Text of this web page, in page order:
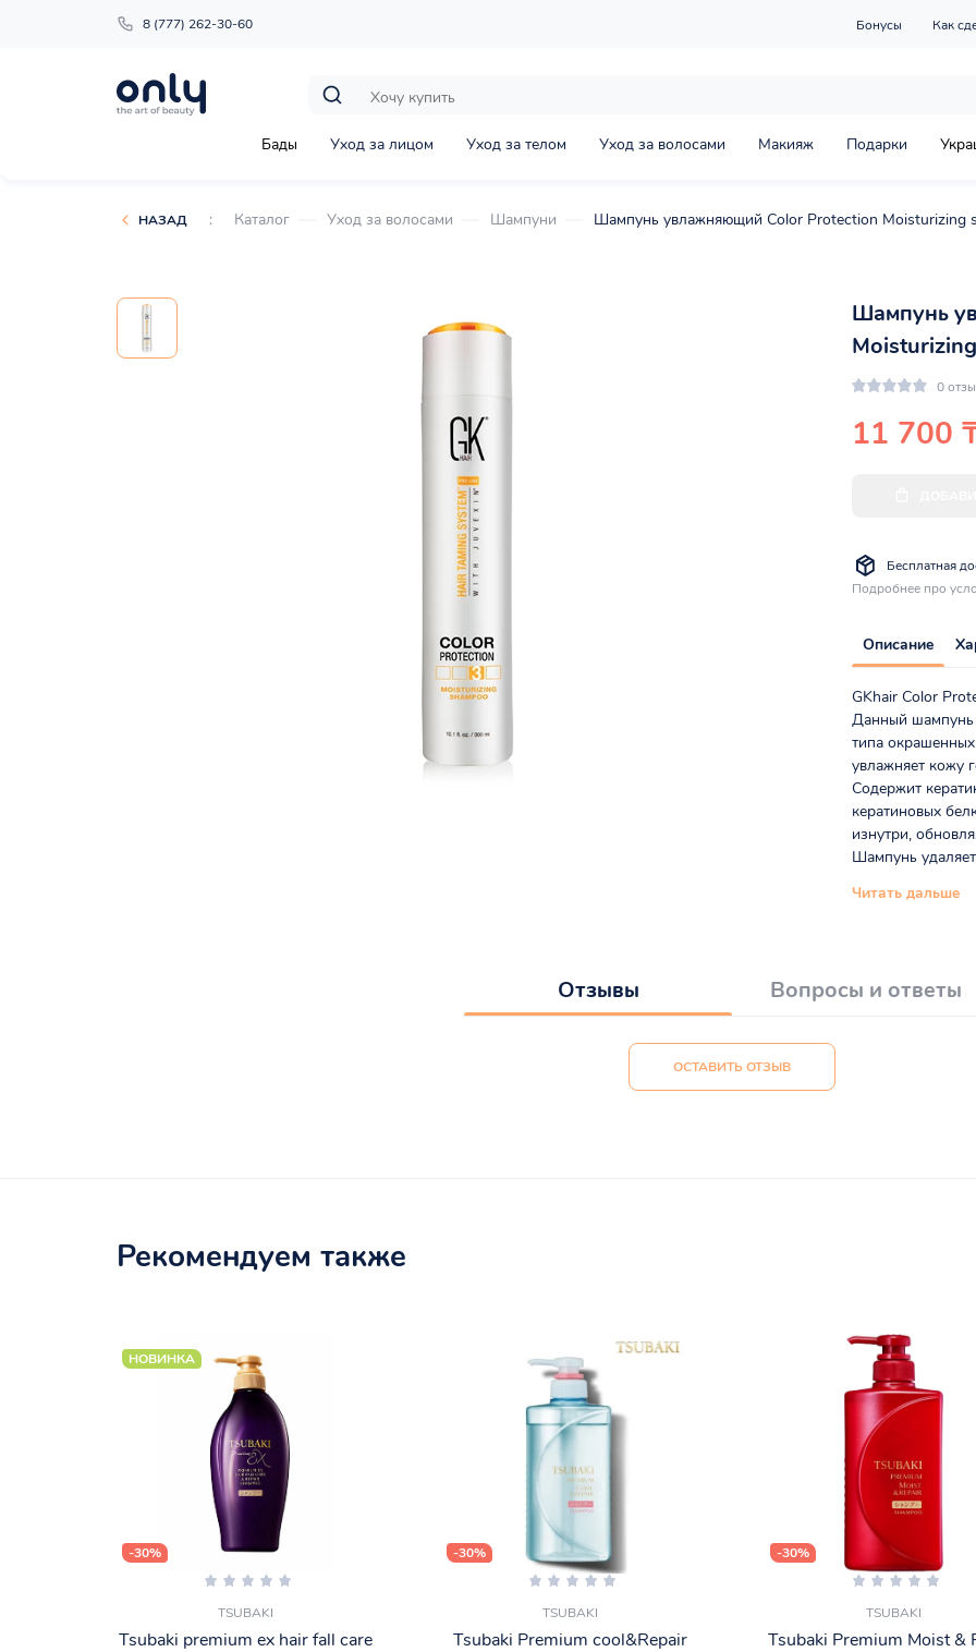
8 (777) 262-30-60 Бонусы Как
Бады Уход за лицом Уход за телом Уход за волосами Макияж Подарки
НАЗАД : Каталог Уход за волосами Шампуни Шампунь увлажняющий Color Protection Moisturizing
Шампунь
0
11 700
Бесплатная
Подробнее про
Описание
GKhair Color
Данный шампунь
типа
увлажняет кожу
Содержит
кератиновых
изнутри,
Шампунь
Читать дальше
Отзывы Вопросы и ответы
ОСТАВИТЬ ОТЗЫВ
Рекомендуем также
НОВИНКА
-30%
TSUBAKI
Tsubaki premium ex hair fall care
-30%
TSUBAKI
Tsubaki Premium cool&Repair
-30%
TSUBAKI
Tsubaki Premium Moist &